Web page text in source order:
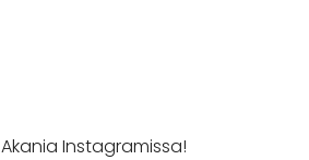
Instagramissa!